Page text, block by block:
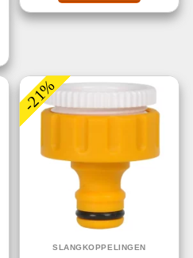
-21%
SLANGKOPPELINGEN